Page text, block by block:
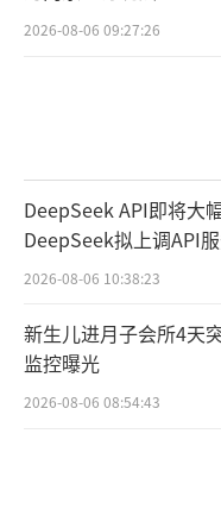
2026-08-06 09:27:26
DeepSeek API即将大
DeepSeek拟上调API
2026-08-06 10:38:23
新生儿进月子会所4天
监控曝光
2026-08-06 08:54:43